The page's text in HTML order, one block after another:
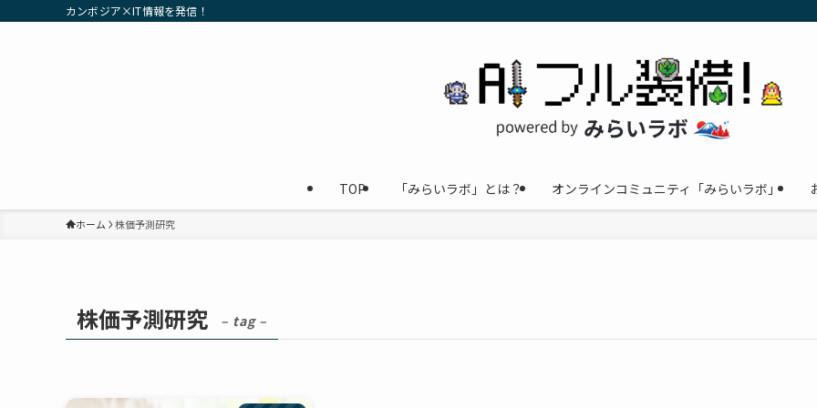
カンボジア×IT情報を発信！
TOP 「みらいラボ」とは？ オンラインコミュニティ「みらいラボ」
ホーム 株価予測研究
株価予測研究 – tag –